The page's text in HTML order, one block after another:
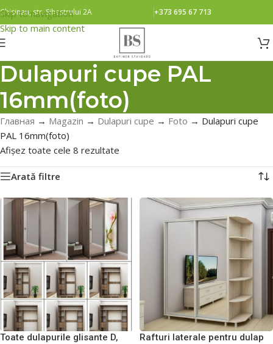
Skip to navigation
Skip to main content
Chisinau, str. Sihastrului 2A +373 695 67 713
Dulapuri cupe PAL
16mm(foto)
Главная → Magazin → Dulapuri cupe → Foto → Dulapuri cupe
PAL 16mm(foto)
Afișez toate cele 8 rezultate
Arată filtre
Toate dulapurile glisante D,
Rafturi laterale pentru dulap